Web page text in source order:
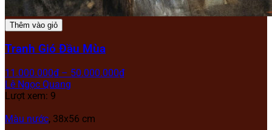
Thêm vào giỏ
Tranh Gió Đầu Mùa
11.000.000₫ – 50.000.000₫
Lê Ngọc Quang
Lượt xem: 9
Màu nước, 38x56 cm